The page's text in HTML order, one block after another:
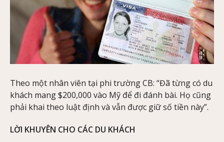
Theo một nhân viên tại phi trường CB: “Đã từng có du
khách mang $200,000 vào Mỹ để đi đánh bài. Họ cũng
phải khai theo luật định và vẫn được giữ số tiền này”.
LỜI KHUYÊN CHO CÁC DU KHÁCH